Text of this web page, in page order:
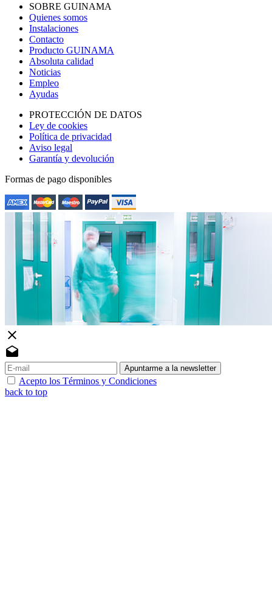
SOBRE GUINAMA
Quienes somos
Instalaciones
Contacto
Producto GUINAMA
Absoluta calidad
Noticias
Empleo
Ayudas
PROTECCIÓN DE DATOS
Ley de cookies
Política de privacidad
Aviso legal
Garantía y devolución
Formas de pago disponibles
close
drafts
Apuntarme a la newsletter
Acepto los Términos y Condiciones
back to top